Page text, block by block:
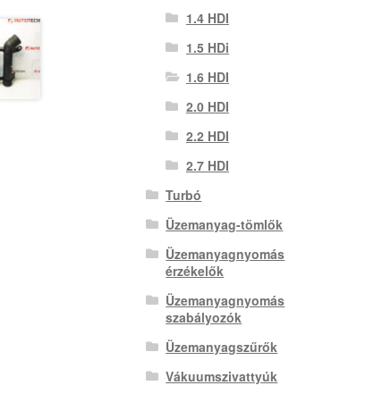
1.4 HDI
1.5 HDi
1.6 HDI
2.0 HDI
2.2 HDI
2.7 HDI
Turbó
Üzemanyag-tömlők
Üzemanyagnyomás
érzékelők
Üzemanyagnyomás
szabályozók
Üzemanyagszűrők
Vákuumszivattyúk